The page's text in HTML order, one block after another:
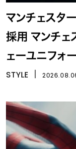
マンチェスタ
採用 マンチェ
ェーユニフォ
STYLE